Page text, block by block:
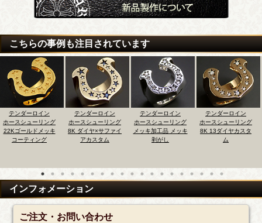
こちらの事例も注目されています
グ
キ
テンダーロイン
ホースシューリング
8K ダイヤ×サファイ
アカスタム
テンダーロイン
ホースシューリング
メッキ加工品 メッキ
剥がし
テンダーロイン
ホースシューリング
8K 13ダイヤカスタ
テンダーロイ
ホースシューリ
ダイヤ 18Kゴー
メッキコーティ
インフォメーション
ご注文・お問い合わせ